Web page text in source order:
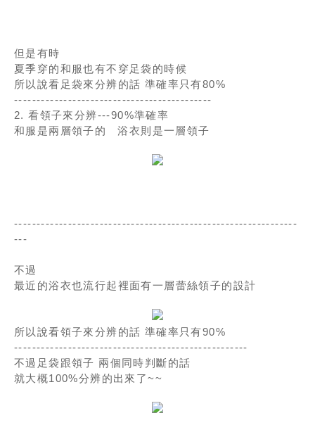
但是有時
夏季穿的和服也有不穿足袋的時候
所以說看足袋來分辨的話 準確率只有80%
--------------------------------------------
2. 看領子來分辨---90%準確率
和服是兩層領子的 浴衣則是一層領子
---------------------------------------------------------------
---
不過
最近的浴衣也流行起裡面有一層蕾絲領子的設計
所以說看領子來分辨的話 準確率只有90%
----------------------------------------------------
不過足袋跟領子 兩個同時判斷的話
就大概100%分辨的出來了~~